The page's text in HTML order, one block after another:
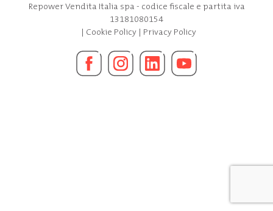
Repower Vendita Italia spa - codice fiscale e partita iva
13181080154
| Cookie Policy| Privacy Policy